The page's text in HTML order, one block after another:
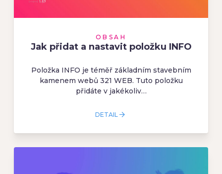
OBSAH
Jak přidat a nastavit položku INFO
Položka INFO je téměř základním stavebním
kamenem webů 321 WEB. Tuto položku
přidáte v jakékoliv…
DETAIL